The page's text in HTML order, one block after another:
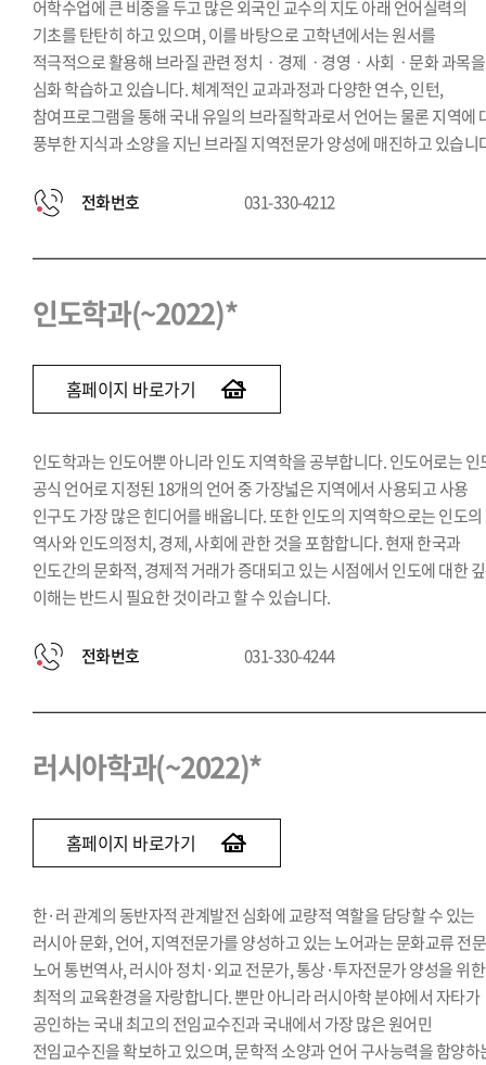
어학수업에 큰 비중을 두고 많은 외국인 교수의 지도 아래 언어실력의
기초를 탄탄히 하고 있으며, 이를 바탕으로 고학년에서는 원서를
적극적으로 활용해 브라질 관련 정치ㆍ경제ㆍ경영ㆍ사회ㆍ문화 과목을
심화 학습하고 있습니다. 체계적인 교과과정과 다양한 연수, 인턴,
참여프로그램을 통해 국내 유일의 브라질학과로서 언어는 물론 지역에
풍부한 지식과 소양을 지닌 브라질 지역전문가 양성에 매진하고 있습니
전화번호 031-330-4212
인도학과(~2022)*
홈페이지 바로가기
인도학과는 인도어뿐 아니라 인도 지역학을 공부합니다. 인도어로는 인
공식 언어로 지정된 18개의 언어 중 가장넓은 지역에서 사용되고 사용
인구도 가장 많은 힌디어를 배웁니다. 또한 인도의 지역학으로는 인도의
역사와 인도의정치, 경제, 사회에 관한 것을 포함합니다. 현재 한국과
인도간의 문화적, 경제적 거래가 증대되고 있는 시점에서 인도에 대한
이해는 반드시 필요한 것이라고 할 수 있습니다.
전화번호 031-330-4244
러시아학과(~2022)*
홈페이지 바로가기
한·러 관계의 동반자적 관계발전 심화에 교량적 역할을 담당할 수 있는
러시아 문화, 언어, 지역전문가를 양성하고 있는 노어과는 문화교류 전
노어 통번역사, 러시아 정치·외교 전문가, 통상·투자전문가 양성을 위한
최적의 교육환경을 자랑합니다. 뿐만 아니라 러시아학 분야에서 자타가
공인하는 국내 최고의 전임교수진과 국내에서 가장 많은 원어민
전임교수진을 확보하고 있으며, 문학적 소양과 언어 구사능력을 함양하